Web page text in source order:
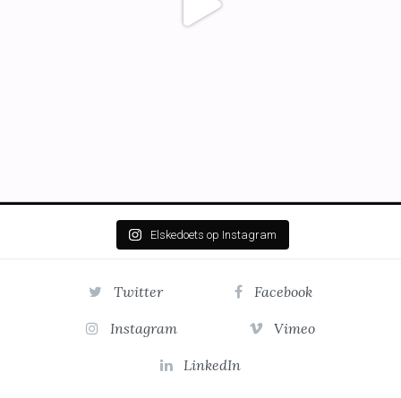
Elskedoets op Instagram
Twitter Facebook
Instagram Vimeo
LinkedIn